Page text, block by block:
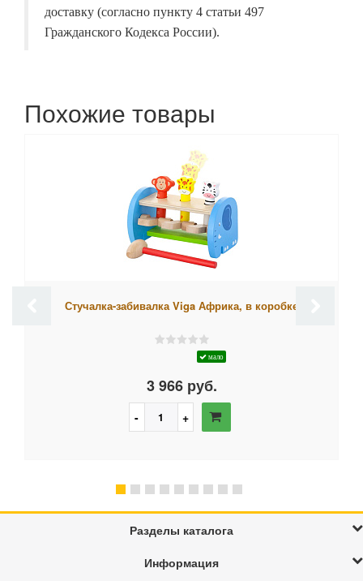
доставку (согласно пункту 4 статьи 497
Гражданского Кодекса России).
Похожие товары
Стучалка-забивалка Viga Африка, в коробке
мало
3 966 руб.
Разделы каталога
Информация